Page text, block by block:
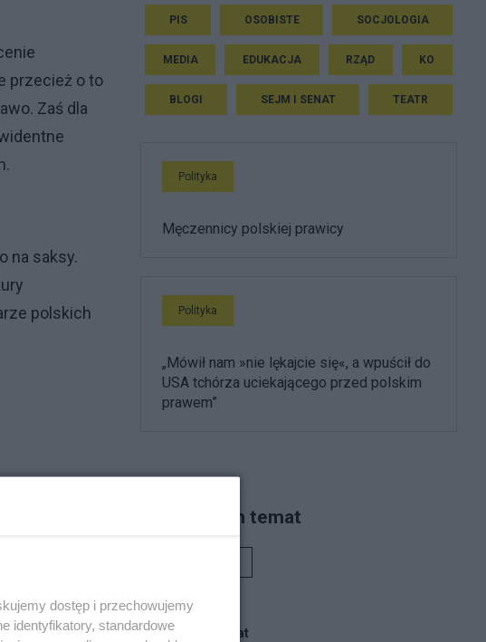
przecież o to
Zaś dla
na saksy.
polskich
PIS OSOBISTE SOCJOLOGIA
MEDIA EDUKACJA RZĄD KO
BLOGI SEJM I SENAT TEATR
Polityka
Męczennicy polskiej prawicy
Polityka
„Mówił nam »nie lękajcie się«, a wpuścił do
USA tchórza uciekającego przed polskim
prawem”
Piszą na ten temat
Blogi na ten temat
dostęp i przechowujemy
identyfikatory, standardowe